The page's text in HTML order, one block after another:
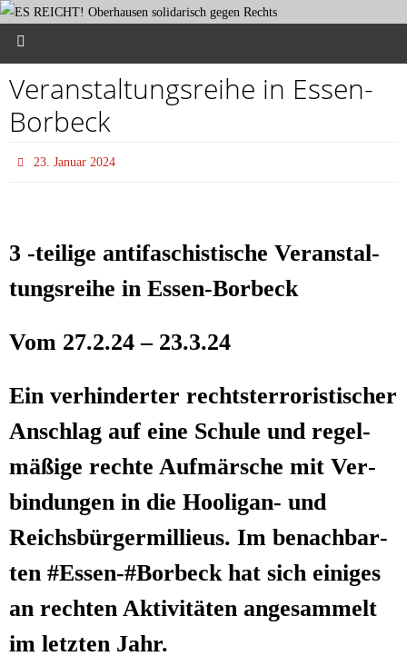
Ver­an­stal­tungs­rei­he in Essen-
Borbeck
23. Januar 2024
3 ‑teil­i­ge anti­fa­schis­ti­sche Ver­an­stal­
tungs­rei­he in Essen-Borbeck
Vom 27.2.24 – 23.3.24
Ein ver­hin­der­ter rechts­ter­ro­ris­ti­scher
Anschlag auf eine Schu­le und regel­
mä­ßi­ge rech­te Auf­mär­sche mit Ver­
bin­dun­gen in die Hoo­li­gan- und
Reichs­bür­ger­mil­lieus. Im benach­bar­
ten #Essen-#Borbeck hat sich eini­ges
an rech­ten Akti­vi­tä­ten ange­sam­melt
im letz­ten Jahr.